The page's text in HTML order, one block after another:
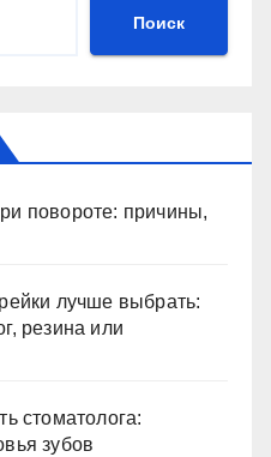
Поиск
повороте: причины,
лучше выбрать:
резина или
стоматолога:
зубов